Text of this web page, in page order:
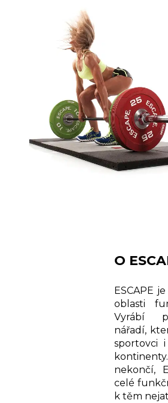
O
ESCAPE
oblasti
Vyrábí
nářadí,
sportovci
nekončí,
celé
k těm